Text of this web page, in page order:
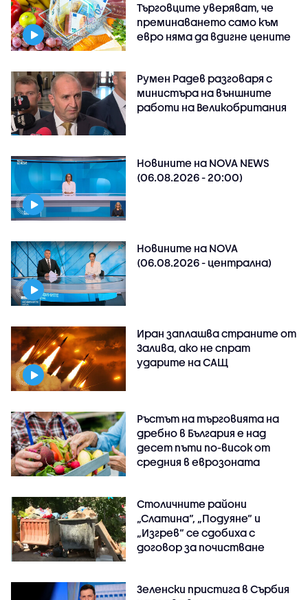
Търговците уверяват, че
преминаването само към
евро няма да вдигне цените
Румен Радев разговаря с
министъра на външните
работи на Великобритания
Новините на NOVA NEWS
(06.08.2026 - 20:00)
Новините на NOVA
(06.08.2026 - централна)
Иран заплашва страните от
Залива, ако не спрат
ударите на САЩ
Ръстът на търговията на
дребно в България е над
десет пъти по-висок от
средния в еврозоната
Столичните райони
„Слатина“, „Подуяне“ и
„Изгрев“ се сдобиха с
договор за почистване
Зеленски пристига в Сърбия